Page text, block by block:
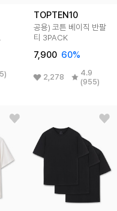
TOPTEN10
공용) 코튼 베이직 반팔
티 3PACK
7,900 60%
2,278
4.9
(955)